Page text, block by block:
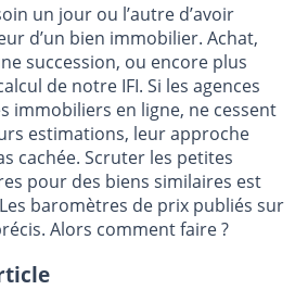
un jour ou l’autre d’avoir
d’un bien immobilier. Achat,
succession, ou encore plus
de notre IFI. Si les agences
immobiliers en ligne, ne cessent
estimations, leur approche
cachée. Scruter les petites
pour des biens similaires est
baromètres de prix publiés sur
Alors comment faire ?